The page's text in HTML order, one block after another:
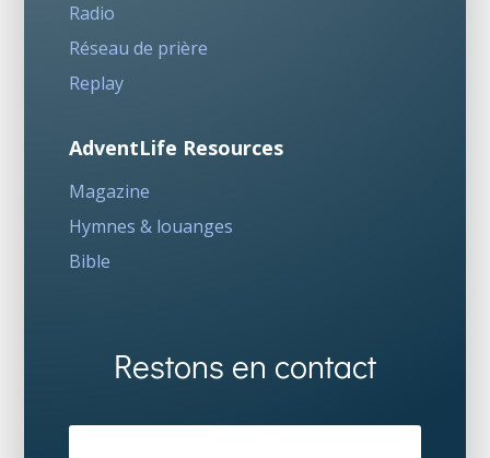
Radio
Réseau de prière
Replay
AdventLife Resources
Magazine
Hymnes & louanges
Bible
Restons en contact